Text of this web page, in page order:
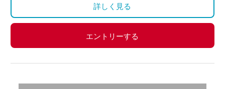
詳しく見る
エントリーする